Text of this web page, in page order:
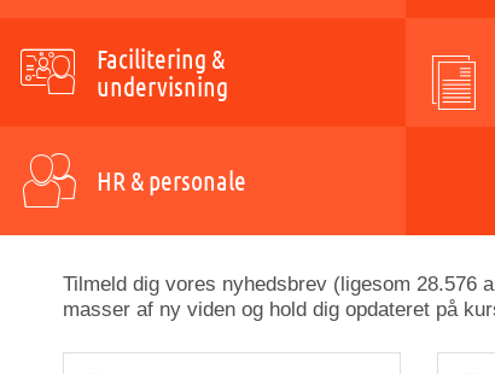
Facilitering &
undervisning
HR & personale
Tilmeld dig vores nyhedsbrev (ligesom
masser af ny viden og hold dig opdateret på